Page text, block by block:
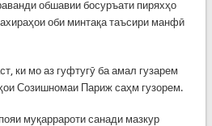
обшавии босуръати пиряхҳо
оби минтақа таъсири манфӣ
ки мо аз гуфтугӯ ба амал гузарем
Созишномаи Париж саҳм гузорем.
муқаррароти санади мазкур